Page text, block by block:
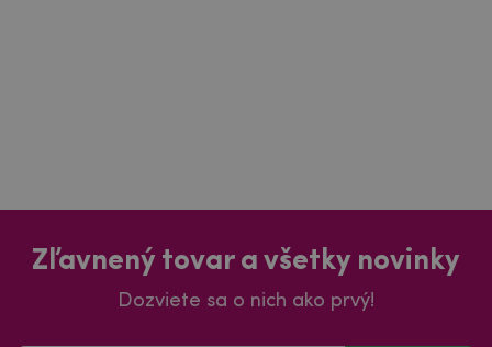
Zľavnený tovar a všetky novinky
Dozviete sa o nich ako prvý!